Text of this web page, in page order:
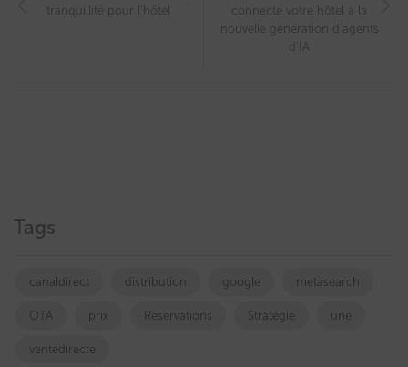
tranquillité pour l’hôtel
connecte votre hôtel à la
nouvelle génération d’agents
d’IA
Tags
canaldirect distribution google metasearch
OTA prix Réservations Stratégie une
ventedirecte